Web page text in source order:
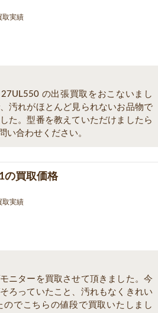
取実績
の出張買取をおこないまし
汚れがほとんど見られないお品物で
た。型番を教えていただけましたら
い合わせください。
の買取価格
取実績
ニターを買取させて頂きました。今
ろっていたこと、汚れもなくきれい
でこちらの値段で買取いたしまし